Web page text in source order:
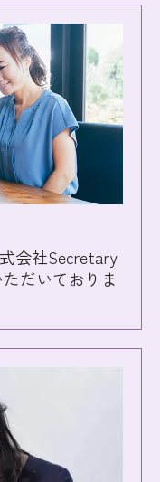
会社Secretary
だいておりま